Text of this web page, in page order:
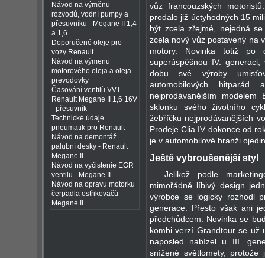
Návod na výměnu
rozvodů, vodní pumpy a
přesuvníku - Megane II 1,4
a 1,6
Doporučené oleje pro
vozy Renault
Návod na výmenu
motorového oleja a oleja
prevodovky
Časování ventilů VVT
Renault Megane II 1,6 16V
- přesuvník
Technické údaje
pneumatik pro Renault
Návod na demontáž
palubní desky - Renault
Megane II
Návod na vyčistenie EGR
ventilu - Megane II
Návod na opravu motorku
čerpadla ostřikovačů -
Megane II
vůz francouzských
prodalo již úctyhodných 15
být zcela zřejmé, nejedná
zcela nový vůz postavený na
motory. Novinka totiž po
superúspěšnou IV.
dobu své výroby
automobilových
nejprodávanějším
sklonku svého životního
žebříčku nejprodávanějších
Prodeje Clia IV dokonce od
je v automobilové branži
Ještě vybroušenější styl
Jelikož podle
mimořádně líbivý design
výrobce se logicky rozhodl
generace. Přesto však ani
předchůdcem. Novinka se
kombi verzí Grandtour se už
naposled nabízel u III.
snížené světlomety,